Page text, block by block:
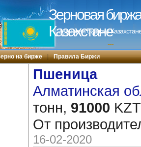
Зерновая
Казахстане
Зерновая биржа в
---
на бирже | Правила Биржи
Пшеница
Алматинская
тонн, 91000
От
16-02-2020